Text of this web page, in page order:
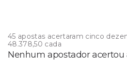
45 apostas acertaram cinco
48.378,50 cada
Nenhum apostador acertou